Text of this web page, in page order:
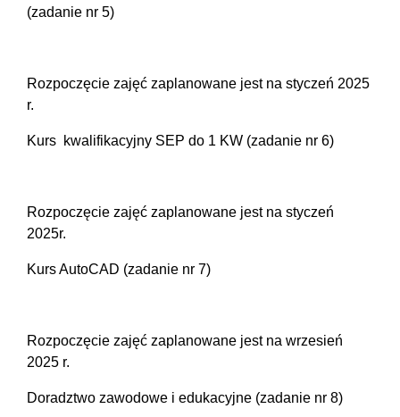
(zadanie nr 5)
Rozpoczęcie zajęć zaplanowane jest na styczeń 2025
r.
Kurs kwalifikacyjny SEP do 1 KW (zadanie nr 6)
Rozpoczęcie zajęć zaplanowane jest na styczeń
2025r.
Kurs AutoCAD (zadanie nr 7)
Rozpoczęcie zajęć zaplanowane jest na wrzesień
2025 r.
Doradztwo zawodowe i edukacyjne (zadanie nr 8)